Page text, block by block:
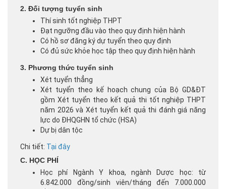
2. Đối tượng tuyển sinh
Thí sinh tốt nghiệp THPT
Đạt ngưỡng đầu vào theo quy định hiện hành
Có hồ sơ đăng ký dự tuyển theo quy định
Có đủ sức khỏe học tập theo quy định hiện hành
3. Phương thức tuyển sinh
Xét tuyển thẳng
Xét tuyển theo kế hoạch chung của Bộ GD&ĐT
gồm Xét tuyển theo kết quả thi tốt nghiệp THPT
năm 2026 và Xét tuyển kết quả thi đánh giá năng
lực do ĐHQGHN tổ chức (HSA)
Dự bị dân tộc
Chi tiết: Tại đây
C. HỌC PHÍ
Học phí Ngành Y khoa, ngành Dược học: từ
6.842.000 đồng/sinh viên/tháng đến 7.000.000